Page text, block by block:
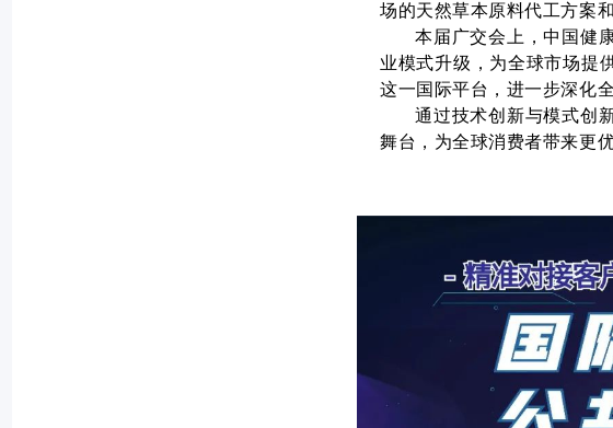
场的天然草本原料代工方案
本届广交会上，中国健
业模式升级，为全球市场提
这一国际平台，进一步深化
通过技术创新与模式创
舞台，为全球消费者带来更